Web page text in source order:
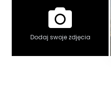
Dodaj swoje zdjęcia